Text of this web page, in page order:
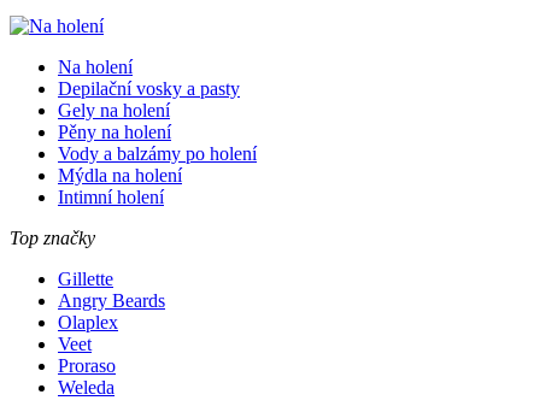
Na holení
Depilační vosky a pasty
Gely na holení
Pěny na holení
Vody a balzámy po holení
Mýdla na holení
Intimní holení
Top značky
Gillette
Angry Beards
Olaplex
Veet
Proraso
Weleda